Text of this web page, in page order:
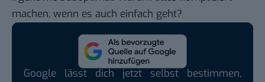
machen, wenn es auch einfach geht?
Google lässt dich jetzt selbst bestimmen,